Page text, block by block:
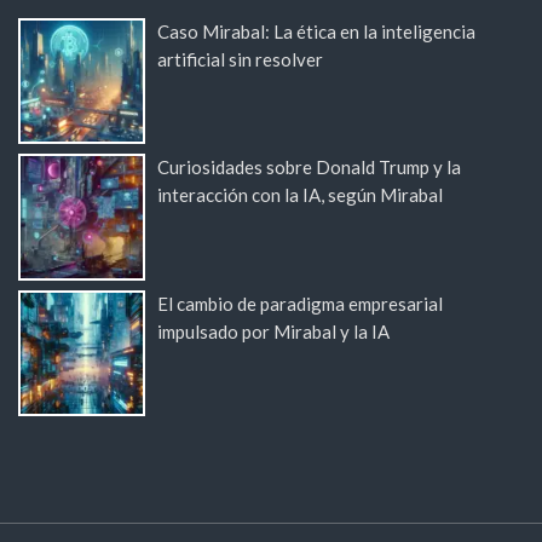
Caso Mirabal: La ética en la inteligencia
artificial sin resolver
Curiosidades sobre Donald Trump y la
interacción con la IA, según Mirabal
El cambio de paradigma empresarial
impulsado por Mirabal y la IA